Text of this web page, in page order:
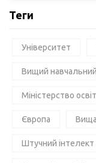
Теги
Університет
Вищий
Міністерство
Європа Вища
Штучний інтелект